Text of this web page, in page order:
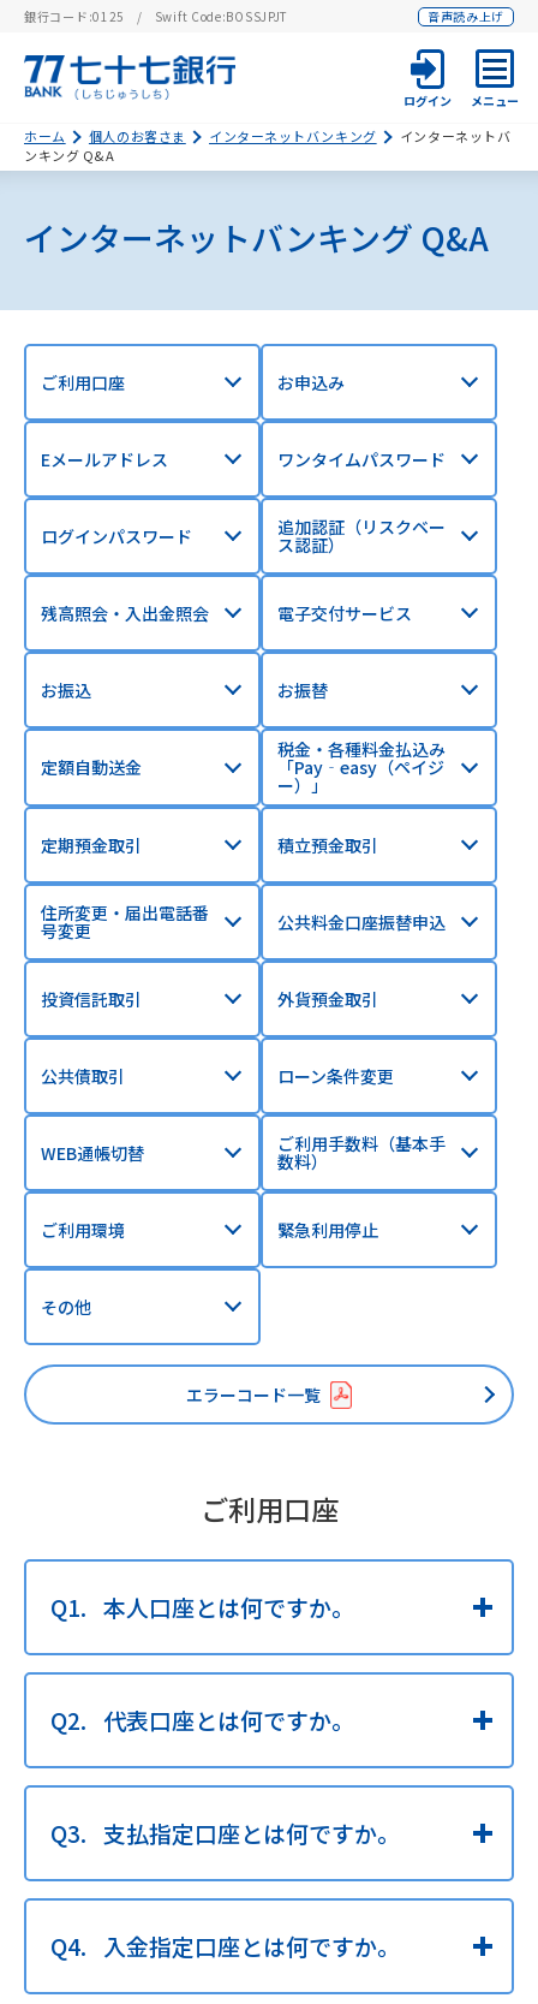
銀行コード:0125 Swift Code:BOSSJPJT 音声読み上げ
ログイン メニュー
ホーム 個人のお客さま インターネットバンキング
インターネットバ
ンキング Q&A
インターネットバンキング Q&A
ご利用口座 お申込み
Eメールアドレス ワンタイムパスワード
ログインパスワード 追加認証（リスクベー
ス認証）
残高照会・入出金照会 電子交付サービス
お振込 お振替
定額自動送金
税金・各種料金払込み
「Pay‐easy（ペイジ
ー）」
定期預金取引 積立預金取引
住所変更・届出電話番
号変更 公共料金口座振替申込
投資信託取引 外貨預金取引
公共債取引 ローン条件変更
WEB通帳切替 ご利用手数料（基本手
数料）
ご利用環境 緊急利用停止
その他
エラーコード一覧
ご利用口座
本人口座とは何ですか。
代表口座とは何ですか。
支払指定口座とは何ですか。
入金指定口座とは何ですか。